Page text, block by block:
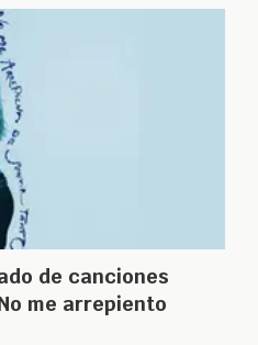
de canciones
me arrepiento